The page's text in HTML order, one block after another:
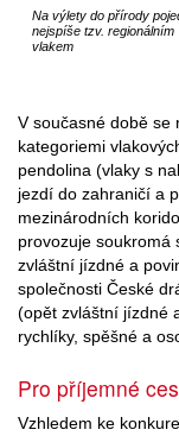
Na výlety do přírody
nejspíše tzv. regionálním
vlakem
V současné době se
kategoriemi
pendolina (vlaky s
jezdí do zahraničí a
mezinárodních
provozuje soukromá
zvláštní jízdné a
společnosti České
(opět zvláštní jízdné
rychlíky, spěšné a
Pro příjemné
Vzhledem ke